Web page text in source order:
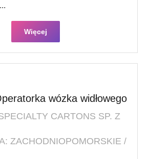
Więcej
wózka widłowego
CARTONS SP. Z
ZACHODNIOPOMORSKIE /